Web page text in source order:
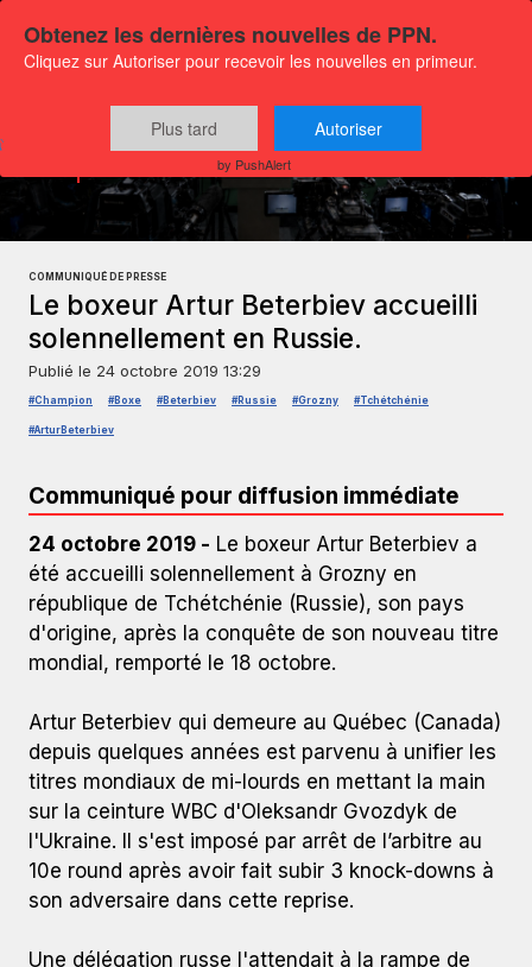
Communiqués
Sports et Loisirs
COMMUNIQUÉ DE PRESSE
Le boxeur Artur Beterbiev accueilli
solennellement en Russie.
Publié le 24 octobre 2019 13:29
#Champion #Boxe #Beterbiev #Russie #Grozny #Tchétchénie
#ArturBeterbiev
Communiqué pour diffusion immédiate
24 octobre 2019 - Le boxeur Artur Beterbiev a
été accueilli solennellement à Grozny en
république de Tchétchénie (Russie), son pays
d'origine, après la conquête de son nouveau titre
mondial, remporté le 18 octobre.
Artur Beterbiev qui demeure au Québec (Canada)
depuis quelques années est parvenu à unifier les
titres mondiaux de mi-lourds en mettant la main
sur la ceinture WBC d'Oleksandr Gvozdyk de
l'Ukraine. Il s'est imposé par arrêt de l’arbitre au
10e round après avoir fait subir 3 knock-downs à
son adversaire dans cette reprise.
Une délégation russe l'attendait à la rampe de
Obtenez les dernières nouvelles de PPN.
Cliquez sur Autoriser pour recevoir les nouvelles en primeur.
Plus tard Autoriser
by PushAlert